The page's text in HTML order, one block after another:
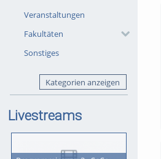
Veranstaltungen
Fakultäten
Sonstiges
Kategorien anzeigen
Livestreams